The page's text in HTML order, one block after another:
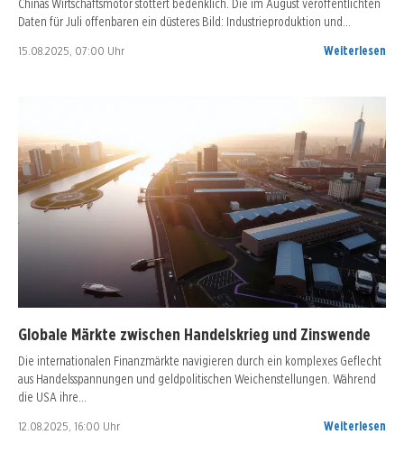
Chinas Wirtschaftsmotor stottert bedenklich. Die im August veröffentlichten
Daten für Juli offenbaren ein düsteres Bild: Industrieproduktion und…
15.08.2025, 07:00 Uhr Weiterlesen
Globale Märkte zwischen Handelskrieg und Zinswende
Die internationalen Finanzmärkte navigieren durch ein komplexes Geflecht
aus Handelsspannungen und geldpolitischen Weichenstellungen. Während
die USA ihre…
12.08.2025, 16:00 Uhr Weiterlesen